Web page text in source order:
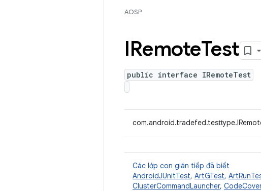
AOSP
IRemoteTest
public interface IRemoteTest
Các lớp con gián tiếp đã biết
AndroidJUnitTest, ArtGTest,
ClusterCommandLauncher,